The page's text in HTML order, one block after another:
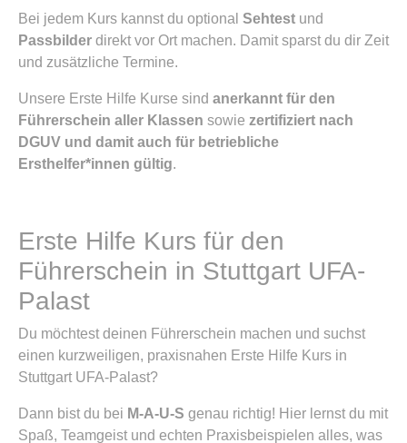
Bei jedem Kurs kannst du optional Sehtest und
Passbilder direkt vor Ort machen. Damit sparst du dir Zeit
und zusätzliche Termine.
Unsere Erste Hilfe Kurse sind anerkannt für den
Führerschein aller Klassen sowie zertifiziert nach
DGUV und damit auch für betriebliche
Ersthelfer*innen gültig.
Erste Hilfe Kurs für den
Führerschein in Stuttgart UFA-
Palast
Du möchtest deinen Führerschein machen und suchst
einen kurzweiligen, praxisnahen Erste Hilfe Kurs in
Stuttgart UFA-Palast?
Dann bist du bei M-A-U-S genau richtig! Hier lernst du mit
Spaß, Teamgeist und echten Praxisbeispielen alles, was